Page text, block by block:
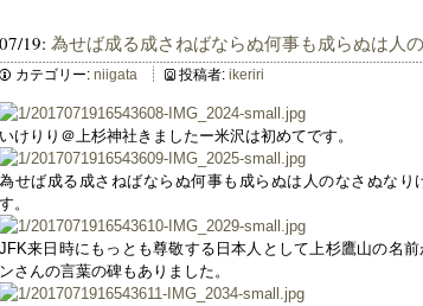
07/19: 為せば成る成さねばならぬ何事も成らぬは人
カテゴリー: niigata 投稿者: ikeriri
いけりり＠上杉神社きましたー米沢は初めてです。
為せば成る成さねばならぬ何事も成らぬは人のなさぬなり
す。
JFK来日時にもっとも尊敬する日本人として上杉鷹山の名
ンさんの言葉の碑もありました。